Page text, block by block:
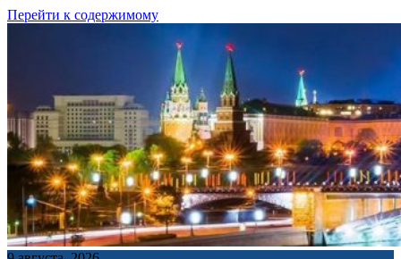
Перейти к содержимому